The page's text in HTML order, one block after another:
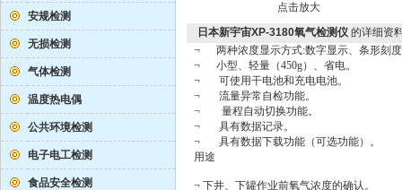
安规检测
无损检测
气体检测
温度热电偶
公共环境检测
电子电工检测
食品安全检测
点击放大
日本新宇宙XP-3180氧气检测仪 的详细资
¬
两种浓度显示方式:数字显示、条形刻
¬
小型、轻量（450g）、省电。
¬
可使用干电池和充电电池。
¬
流量异常自检功能。
¬
量程自动切换功能。
¬
具有数据记录。
¬
具有数据下载功能（可选功能）。
用途
¬ 下井、下罐作业前氧气浓度的确认。